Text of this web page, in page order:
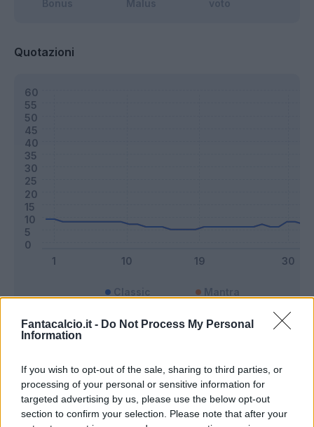
Fantacalcio.it - Do Not Process My Personal
Information
If you wish to opt-out of the sale, sharing to third parties, or
processing of your personal or sensitive information for
targeted advertising by us, please use the below opt-out
section to confirm your selection. Please note that after your
Quotazioni
Classic Mantra
Riepilogo stagione
Titolare
Entrato 16 - 42
Squalificato